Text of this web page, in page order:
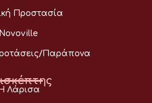
Προστασία
Novoville
Παράπονα
Λάρισα